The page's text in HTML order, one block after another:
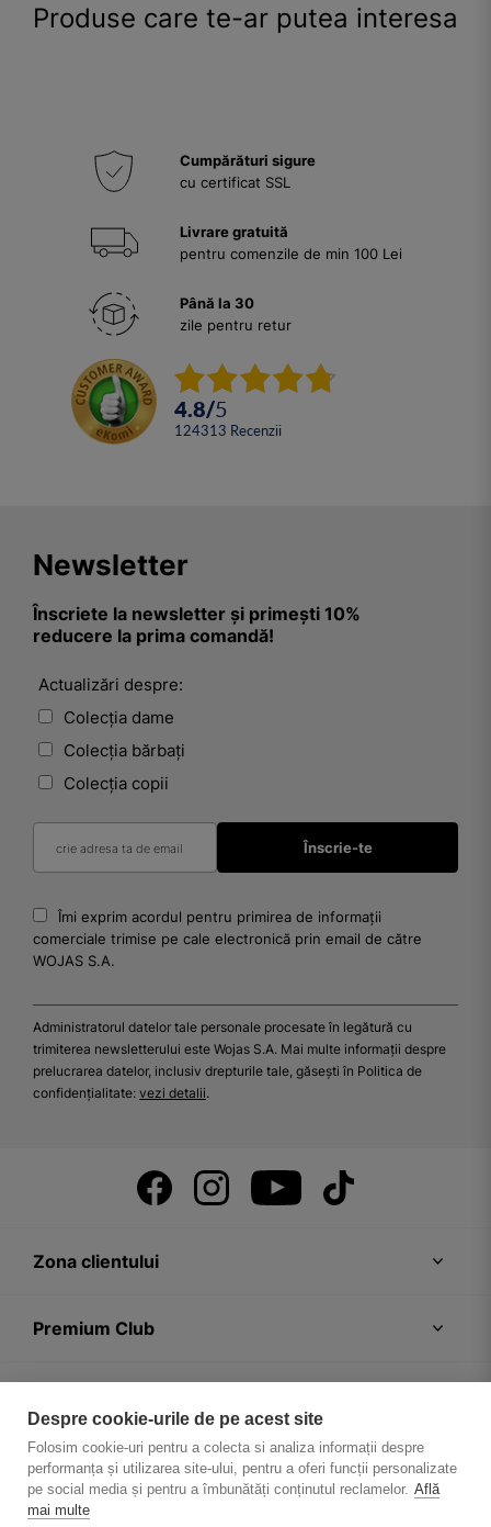
Produse care te-ar putea interesa
Cumpărături sigure
cu certificat SSL
Livrare gratuită
pentru comenzile de min 100 Lei
Până la 30
zile pentru retur
4.8/5
124313 Recenzii
Newsletter
Înscriete la newsletter și primești 10%
reducere la prima comandă!
Actualizări despre:
Colecția dame
Colecția bărbați
Colecția copii
Îmi exprim acordul pentru primirea de informații
comerciale trimise pe cale electronică prin email de către
WOJAS S.A.
Administratorul datelor tale personale procesate în legătură cu
trimiterea newsletterului este Wojas S.A. Mai multe informații despre
prelucrarea datelor, inclusiv drepturile tale, găsești în Politica de
confidențialitate: vezi detalii.
Zona clientului
Premium Club
Despre firmă
Despre cookie-urile de pe acest site
Folosim cookie-uri pentru a colecta si analiza informații despre
performanța și utilizarea site-ului, pentru a oferi funcții personalizate
pe social media și pentru a îmbunătăți conținutul reclamelor. Află
mai multe